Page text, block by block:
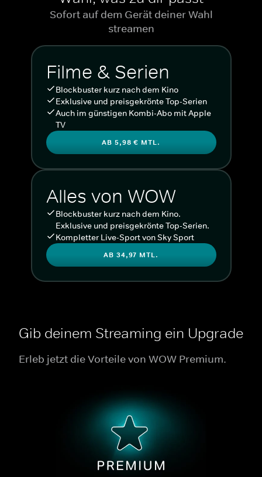
Sofort auf dem Gerät deiner Wahl
streamen
Filme & Serien
Blockbuster kurz nach dem Kino
Exklusive und preisgekrönte Top-Serien
Auch im günstigen Kombi-Abo mit Apple
TV
AB 5,98 € MTL.
Alles von WOW
Blockbuster kurz nach dem Kino.
Exklusive und preisgekrönte Top-Serien.
Kompletter Live-Sport von Sky Sport
AB 34,97 MTL.
Gib deinem Streaming ein Upgrade
Erleb jetzt die Vorteile von WOW Premium.